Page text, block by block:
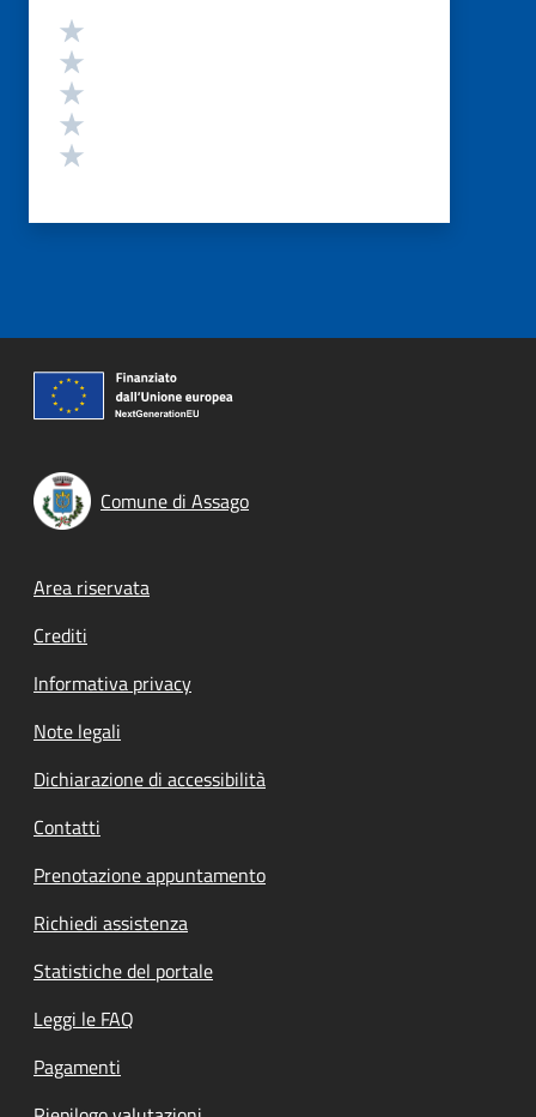
Valutazione
Comune di Assago
Footer menu
Area riservata
Crediti
Informativa privacy
Note legali
Dichiarazione di accessibilità
Contatti
Prenotazione appuntamento
Richiedi assistenza
Statistiche del portale
Leggi le FAQ
Pagamenti